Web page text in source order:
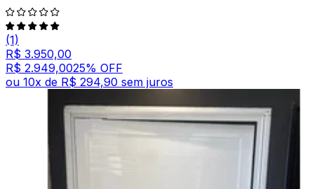
(1)
R$ 3.950,00
R$ 2.949,0025% OFF
ou 10x de R$ 294,90 sem juros